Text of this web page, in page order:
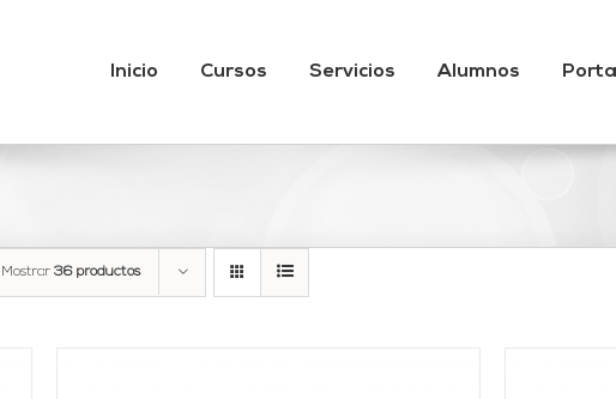
Inicio Cursos Servicios Alumnos
Mostrar 36 productos